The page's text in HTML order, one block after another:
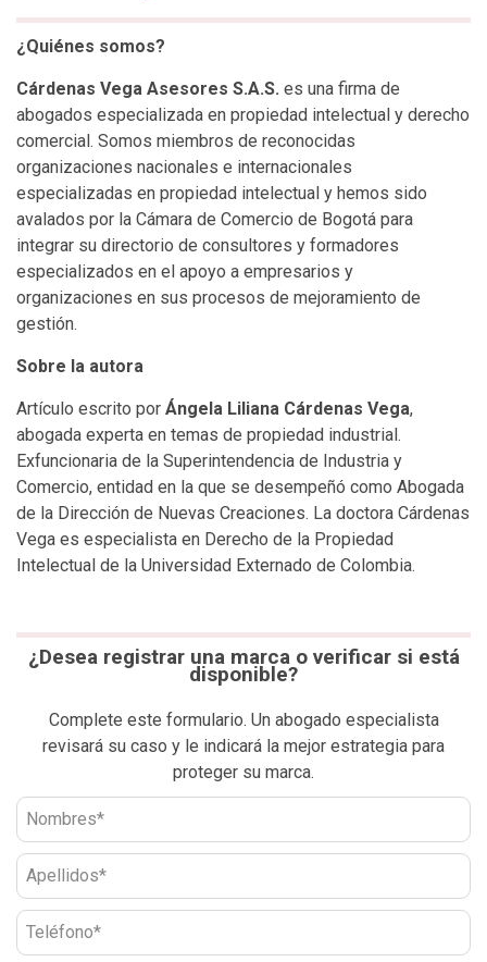
¿Quiénes somos?
Cárdenas Vega Asesores S.A.S. es una firma de
abogados especializada en propiedad intelectual y derecho
comercial. Somos miembros de reconocidas
organizaciones nacionales e internacionales
especializadas en propiedad intelectual y hemos sido
avalados por la Cámara de Comercio de Bogotá para
integrar su directorio de consultores y formadores
especializados en el apoyo a empresarios y
organizaciones en sus procesos de mejoramiento de
gestión.
Sobre la autora
Artículo escrito por Ángela Liliana Cárdenas Vega,
abogada experta en temas de propiedad industrial.
Exfuncionaria de la Superintendencia de Industria y
Comercio, entidad en la que se desempeñó como Abogada
de la Dirección de Nuevas Creaciones. La doctora Cárdenas
Vega es especialista en Derecho de la Propiedad
Intelectual de la Universidad Externado de Colombia.
¿Desea registrar una marca o verificar si está
disponible?
Complete este formulario. Un abogado especialista
revisará su caso y le indicará la mejor estrategia para
proteger su marca.